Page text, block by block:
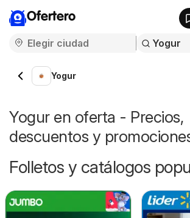
Ofertero
Yogur
Yogur en oferta - Precios,
descuentos y
Folletos y catálogos